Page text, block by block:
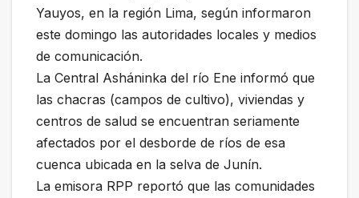
Yauyos, en la región Lima, según informaron
este domingo las autoridades locales y medios
de comunicación.
La Central Asháninka del río Ene informó que
las chacras (campos de cultivo), viviendas y
centros de salud se encuentran seriamente
afectados por el desborde de ríos de esa
cuenca ubicada en la selva de Junín.
La emisora RPP reportó que las comunidades